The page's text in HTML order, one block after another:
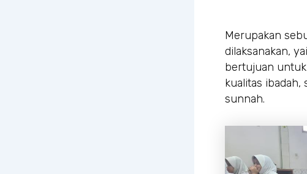
Merupakan
dilaksanakan,
bertujuan
kualitas ibadah,
sunnah.